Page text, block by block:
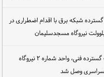
شبکه برق با اقدام اضطراری در
پس از اجرای عملیات گسترده فنی، واحد شماره ۲ نیروگاه
سراسری وصل شد